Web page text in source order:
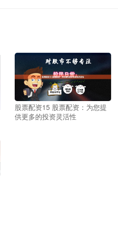
股票配资15 股票配资：为您提
供更多的投资灵活性